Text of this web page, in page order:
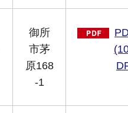
御所
市茅
原168
-1